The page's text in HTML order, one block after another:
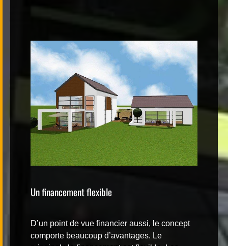
Un financement flexible
D’un point de vue financier aussi, le concept
comporte beaucoup d’avantages. Le